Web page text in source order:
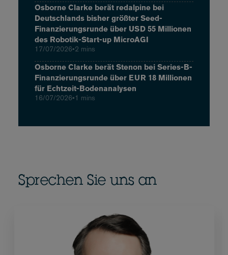
Osborne Clarke berät redalpine bei
Deutschlands bisher größter Seed-
Finanzierungsrunde über USD 55 Millionen
des Robotik-Start-up MicroAGI
17/07/2026•2 mins
Osborne Clarke berät Stenon bei Series-B-
Finanzierungsrunde über EUR 18 Millionen
für Echtzeit-Bodenanalysen
16/07/2026•1 mins
Sprechen Sie uns an